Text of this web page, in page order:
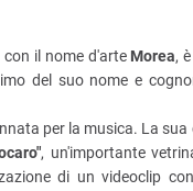
il nome d'arte Morea,
del suo nome e
per la musica. La
, un'importante
di un videoclip